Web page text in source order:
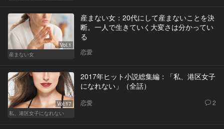
Vol.1
産まない女
産まない女：20代にして産まないことを決
断。一人で生きていく大変さは分かってい
る
恋愛
Vol.17
私、港区女子になれない
2017年ヒット小説総集編：「私、港区女子
になれない」（全話）
恋愛 2